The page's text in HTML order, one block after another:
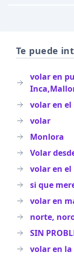
Te puede
volar en
volar en
volar
Monlora
Volar
volar en el
si que
volar en
norte,
SIN
volar en la